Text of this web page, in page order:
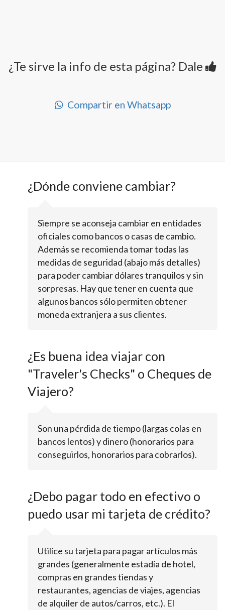
¿Te sirve la info de esta página? Dale
Compartir en Whatsapp
¿Dónde conviene cambiar?
Siempre se aconseja cambiar en entidades
oficiales como bancos o casas de cambio.
Además se recomienda tomar todas las
medidas de seguridad (abajo más detalles)
para poder cambiar dólares tranquilos y sin
sorpresas. Hay que tener en cuenta que
algunos bancos sólo permiten obtener
moneda extranjera a sus clientes.
¿Es buena idea viajar con
"Traveler's Checks" o Cheques de
Viajero?
Son una pérdida de tiempo (largas colas en
bancos lentos) y dinero (honorarios para
conseguirlos, honorarios para cobrarlos).
¿Debo pagar todo en efectivo o
puedo usar mi tarjeta de crédito?
Utilíce su tarjeta para pagar artículos más
grandes (generalmente estadía de hotel,
compras en grandes tiendas y
restaurantes, agencias de viajes, agencias
de alquiler de autos/carros, etc.). El